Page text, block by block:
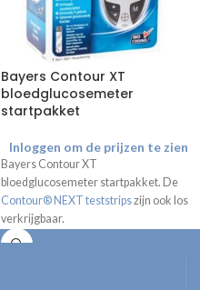
Bayers Contour XT
bloedglucosemeter
startpakket
Inloggen om de prijzen te zien
Bayers Contour XT
bloedglucosemeter startpakket. De
Contour® NEXT teststripszijn ook los
verkrijgbaar.